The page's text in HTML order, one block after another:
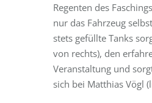
Regenten des
nur das Fahrzeug
stets gefüllte Tanks
von rechts), den
Veranstaltung und
sich bei Matthias Vögl